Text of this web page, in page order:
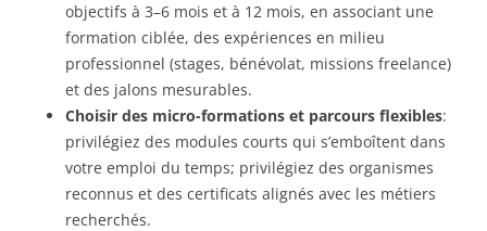
objectifs à 3–6 mois et à 12 mois, en associant une
formation ciblée, des expériences en milieu
professionnel (stages, bénévolat, missions freelance)
et des jalons mesurables.
Choisir des micro-formations et parcours flexibles:
privilégiez des modules courts qui s’emboîtent dans
votre emploi du temps; privilégiez des organismes
reconnus et des certificats alignés avec les métiers
recherchés.